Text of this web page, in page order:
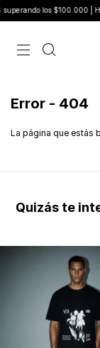
los $100.000 |
Error - 404
La página que estás
Quizás te